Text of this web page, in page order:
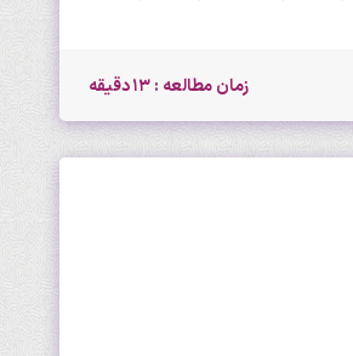
زمان مطالعه : 13 دقیقه